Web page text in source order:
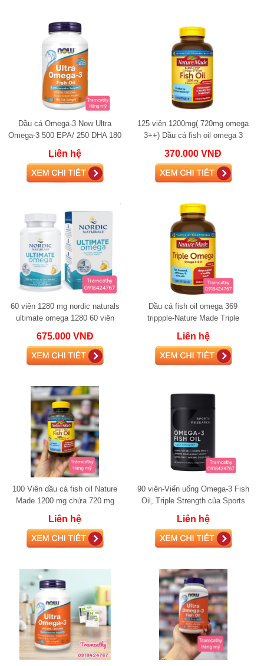
Dầu cá Omega-3 Now Ultra
Omega-3 500 EPA/ 250 DHA 180
Liên hệ
125 viên 1200mg( 720mg omega
3++) Dầu cá fish oil omega 3
720mg Omega-3
370.000 VNĐ
60 viên 1280 mg nordic naturals
ultimate omega 1280 60 viên
675.000 VNĐ
Dầu cá fish oil omega 369
trippple-Nature Made Triple
Liên hệ
100 Viên dầu cá fish oil Nature
Made 1200 mg chứa 720 mg
Liên hệ
90 viên-Viển uống Omega-3 Fish
Oil, Triple Strength của Sports
Liên hệ